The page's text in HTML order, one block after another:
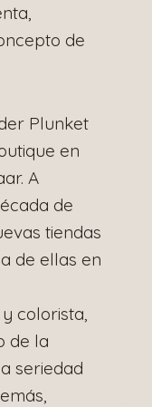
de
Plunket
en
A
de
tiendas
de ellas en
colorista,
de la
seriedad